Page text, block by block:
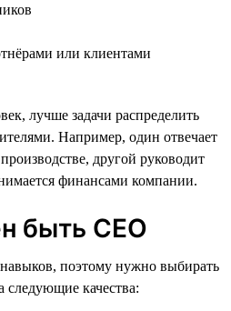
или клиентами
лучше задачи распределить
Например, один отвечает
другой руководит
финансами компании.
быть CEO
поэтому нужно выбирать
следующие качества: